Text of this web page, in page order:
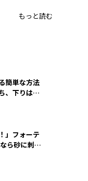
もっと読む
簡単な方法
、下りは短
」フォーテ
ら砂に刺さ